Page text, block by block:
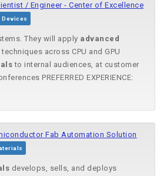
/ Engineer - Center of Excellence
Devices
They will apply advanced
across CPU and GPU
to internal audiences, at customer
PREFERRED EXPERIENCE:
Fab Automation Solution
develops, sells, and deploys